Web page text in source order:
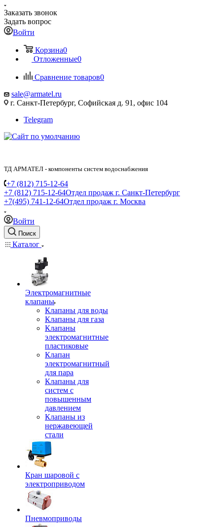
Заказать звонок
Задать вопрос
Войти
Корзина0
Отложенные0
Сравнение товаров0
sale@armatel.ru
г. Санкт-Петербург, Софийская д. 91, офис 104
Telegram
ТД АРМАТЕЛ - компоненты систем водоснабжения
+7 (812) 715-12-64
+7 (812) 715-12-64Отдел продаж г. Санкт-Петербург
+7(495) 741-12-64Отдел продаж г. Москва
Войти
Поиск
Каталог
Электромагнитные
клапаны
Клапаны для воды
Клапаны для газа
Клапаны
электромагнитные
пластиковые
Клапан
электромагнитный
для пара
Клапаны для
систем с
повышенным
давлением
Клапаны из
нержавеющей
стали
Кран шаровой с
электроприводом
Пневмоприводы